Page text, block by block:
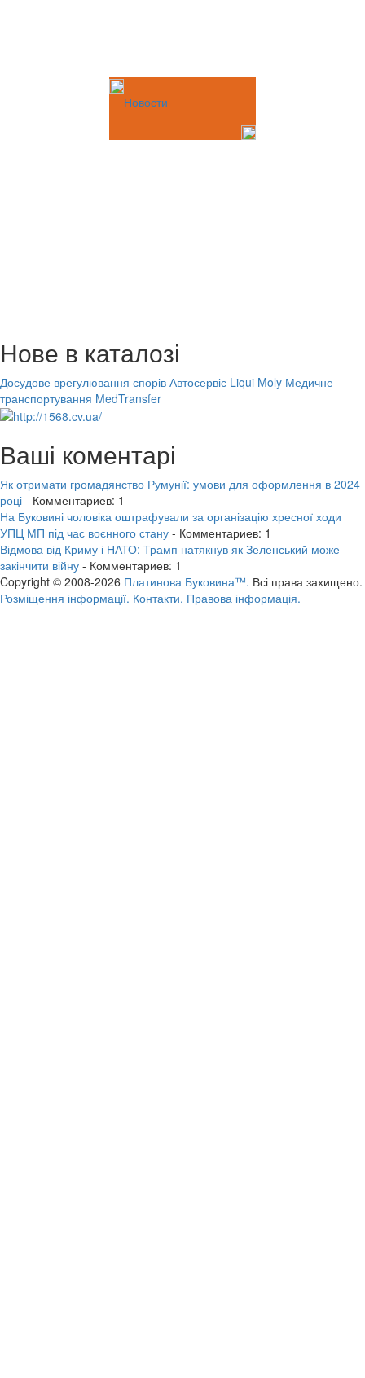
Новости
Нове в каталозі
Досудове врегулювання спорів Автосервіс Liqui Moly Медичне
транспортування MedTransfer
Ваші коментарі
Як отримати громадянство Румунії: умови для оформлення в 2024
році - Комментариев: 1
На Буковині чоловіка оштрафували за організацію хресної ходи
УПЦ МП під час воєнного стану - Комментариев: 1
Відмова від Криму і НАТО: Трамп натякнув як Зеленський може
закінчити війну - Комментариев: 1
Copyright © 2008-2026 Платинова Буковина™. Всі права захищено.
Розміщення інформації. Контакти. Правова інформація.